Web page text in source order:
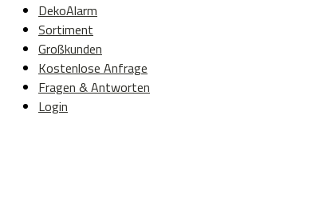
DekoAlarm
Sortiment
Großkunden
Kostenlose Anfrage
Fragen & Antworten
Login